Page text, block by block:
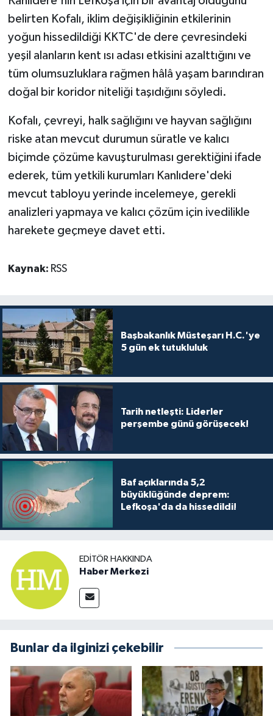
belirten Kofalı, iklim değişikliğinin etkilerinin
yoğun hissedildiği KKTC'de dere çevresindeki
yeşil alanların kent ısı adası etkisini azalttığını ve
tüm olumsuzluklara rağmen hâlâ yaşam barındıran
doğal bir koridor niteliği taşıdığını söyledi.
Kofalı, çevreyi, halk sağlığını ve hayvan sağlığını
riske atan mevcut durumun süratle ve kalıcı
biçimde çözüme kavuşturulması gerektiğini ifade
ederek, tüm yetkili kurumları Kanlıdere'deki
mevcut tabloyu yerinde incelemeye, gerekli
analizleri yapmaya ve kalıcı çözüm için ivedilikle
harekete geçmeye davet etti.
Kaynak: RSS
Başbakanlık Müsteşarı H.C.'ye
5 gün ek tutukluluk
Tarih netleşti: Liderler
perşembe günü görüşecek!
Baf açıklarında 5,2
büyüklüğünde deprem:
Lefkoşa'da da hissedildi!
EDITÖR HAKKINDA
Haber Merkezi
Bunlar da ilginizi çekebilir